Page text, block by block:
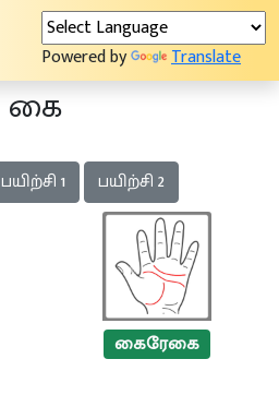
Powered by Translate
கை
பயிற்சி 1 பயிற்சி 2
கைரேகை